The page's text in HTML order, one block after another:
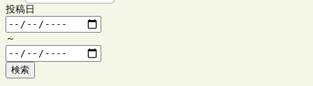
投稿日
～
検索